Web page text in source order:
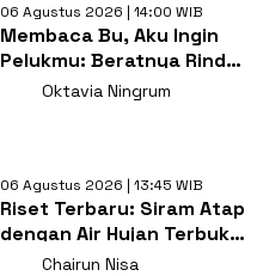
06 Agustus 2026 | 14:00 WIB
Membaca Bu, Aku Ingin
Pelukmu: Beratnya Rindu
Ketika Ibu Tak Lagi Ada
Oktavia Ningrum
06 Agustus 2026 | 13:45 WIB
Riset Terbaru: Siram Atap
dengan Air Hujan Terbukti
Tekan Penggunaan AC
Chairun Nisa